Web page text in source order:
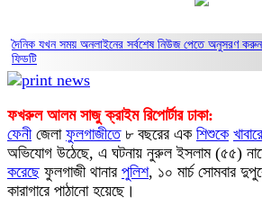
দৈনিক যখন সময় অনলাইনের সর্বশেষ নিউজ পেতে অনুসরণ করুন
ফিডটি
ফখরুল আলম সাজু ক্রাইম রিপোর্টার ঢাকা:
ফেনীজেলা ফুলগাজীতে৮ বছরের এক শিশুকে
অভিযোগ উঠেছে, এ ঘটনায় নুরুল ইসলাম (৫৫)
করেছেফুলগাজী থানার পুলিশ, ১০ মার্চ সোমবার
কারাগারে পাঠানো হয়েছে।